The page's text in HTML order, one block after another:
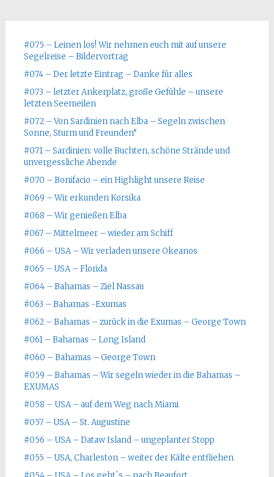
#075 – Leinen los! Wir nehmen euch mit auf unsere
Segelreise – Bildervortrag
#074 – Der letzte Eintrag – Danke für alles
#073 – letzter Ankerplatz, große Gefühle – unsere
letzten Seemeilen
#072 – Von Sardinien nach Elba – Segeln zwischen
Sonne, Sturm und Freunden“
#071 – Sardinien: volle Buchten, schöne Strände und
unvergessliche Abende
#070 – Bonifacio – ein Highlight unsere Reise
#069 – Wir erkunden Korsika
#068 – Wir genießen Elba
#067 – Mittelmeer – wieder am Schiff
#066 – USA – Wir verladen unsere Okeanos
#065 – USA – Florida
#064 – Bahamas – Ziel Nassau
#063 – Bahamas -Exumas
#062 – Bahamas – zurück in die Exumas – George Town
#061 – Bahamas – Long Island
#060 – Bahamas – George Town
#059 – Bahamas – Wir segeln wieder in die Bahamas –
EXUMAS
#058 – USA – auf dem Weg nach Miami
#057 – USA – St. Augustine
#056 – USA – Dataw Island – ungeplanter Stopp
#055 – USA, Charleston – weiter der Kälte entfliehen